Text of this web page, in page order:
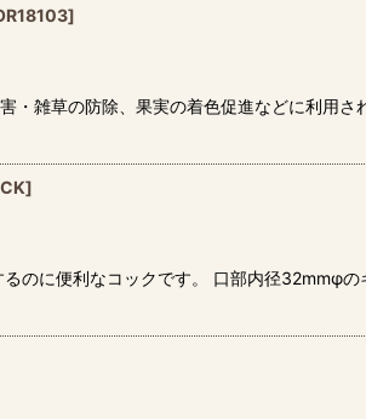
]
雑草の防除、果実の着色促進などに利用さ
]
のに便利なコックです。 口部内径32mmφ